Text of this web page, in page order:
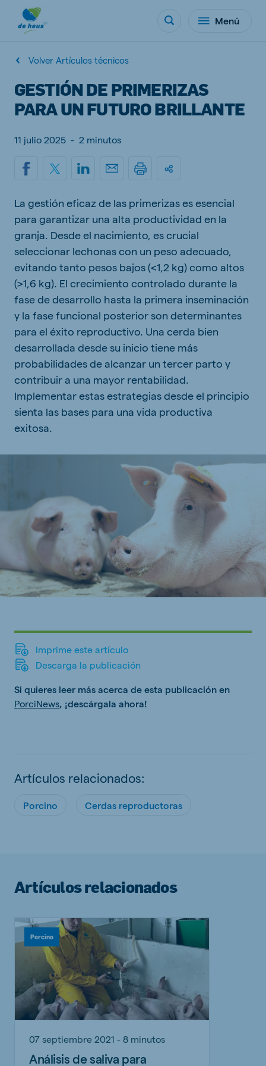
Menú
Volver Artículos técnicos
GESTIÓN DE PRIMERIZAS
PARA UN FUTURO BRILLANTE
11 julio 2025 - 2 minutos
La gestión eficaz de las primerizas es esencial
para garantizar una alta productividad en la
granja. Desde el nacimiento, es crucial
seleccionar lechonas con un peso adecuado,
evitando tanto pesos bajos (<1,2 kg) como altos
(>1,6 kg). El crecimiento controlado durante la
fase de desarrollo hasta la primera inseminación
y la fase funcional posterior son determinantes
para el éxito reproductivo. Una cerda bien
desarrollada desde su inicio tiene más
probabilidades de alcanzar un tercer parto y
contribuir a una mayor rentabilidad.
Implementar estas estrategias desde el principio
sienta las bases para una vida productiva
exitosa.
Imprime este artículo
Descarga la publicación
Si quieres leer más acerca de esta publicación en
PorciNews, ¡descárgala ahora!
Artículos relacionados:
Porcino Cerdas reproductoras
Artículos relacionados
Porcino
07 septiembre 2021 - 8 minutos
Análisis de saliva para